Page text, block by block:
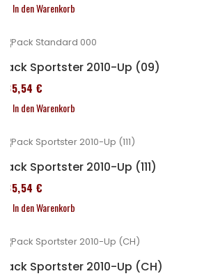
In den Warenkorb
Pack Sportster 2010-Up (09)
235,54 €
In den Warenkorb
Pack Sportster 2010-Up (111)
235,54 €
In den Warenkorb
Pack Sportster 2010-Up (CH)